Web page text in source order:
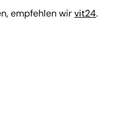
empfehlen wirvit24.